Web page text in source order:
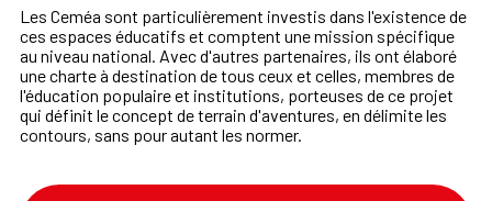
Les Ceméa sont particulièrement investis dans l'existence de
ces espaces éducatifs et comptent une mission spécifique
au niveau national. Avec d'autres partenaires, ils ont élaboré
une charte à destination de tous ceux et celles, membres de
l'éducation populaire et institutions, porteuses de ce projet
qui définit le concept de terrain d'aventures, en délimite les
contours, sans pour autant les normer.